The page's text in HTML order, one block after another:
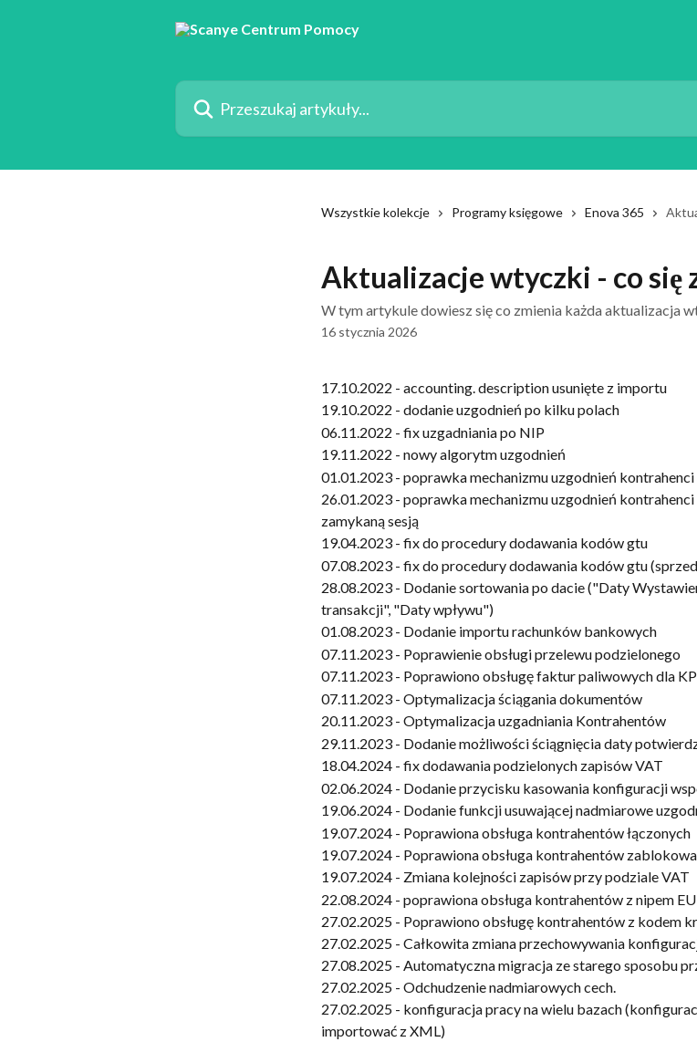
Przeszukaj artykuły...
Wszystkie kolekcje Programy księgowe Enova 365
Aktualizacje wtyczki - co się
W tym artykule dowiesz się co zmienia każda aktualizacja
16 stycznia 2026
17.10.2022 - accounting. description usunięte z importu
19.10.2022 - dodanie uzgodnień po kilku polach
06.11.2022 - fix uzgadniania po NIP
19.11.2022 - nowy algorytm uzgodnień
01.01.2023 - poprawka mechanizmu uzgodnień
26.01.2023 - poprawka mechanizmu uzgodnień
zamykaną sesją
19.04.2023 - fix do procedury dodawania kodów gtu
07.08.2023 - fix do procedury dodawania kodów gtu
28.08.2023 - Dodanie sortowania po dacie ("Daty
transakcji", "Daty wpływu")
01.08.2023 - Dodanie importu rachunków bankowych
07.11.2023 - Poprawienie obsługi przelewu podzielonego
07.11.2023 - Poprawiono obsługę faktur paliwowych dla
07.11.2023 - Optymalizacja ściągania dokumentów
20.11.2023 - Optymalizacja uzgadniania Kontrahentów
29.11.2023 - Dodanie możliwości ściągnięcia daty
18.04.2024 - fix dodawania podzielonych zapisów VAT
02.06.2024 - Dodanie przycisku kasowania konfiguracji
19.06.2024 - Dodanie funkcji usuwającej nadmiarowe
19.07.2024 - Poprawiona obsługa kontrahentów łączonych
19.07.2024 - Poprawiona obsługa kontrahentów
19.07.2024 - Zmiana kolejności zapisów przy podziale VAT
22.08.2024 - poprawiona obsługa kontrahentów z nipem EU
27.02.2025 - Poprawiono obsługę kontrahentów z kodem
27.02.2025 - Całkowita zmiana przechowywania
27.08.2025 - Automatyczna migracja ze starego sposobu
27.02.2025 - Odchudzenie nadmiarowych cech.
27.02.2025 - konfiguracja pracy na wielu bazach
importować z XML)